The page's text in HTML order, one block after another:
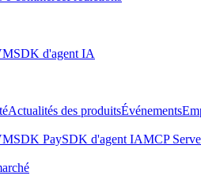
SDK d'agent IA
Actualités des produitsÉvénements
SDK PaySDK d'agent IAMCP